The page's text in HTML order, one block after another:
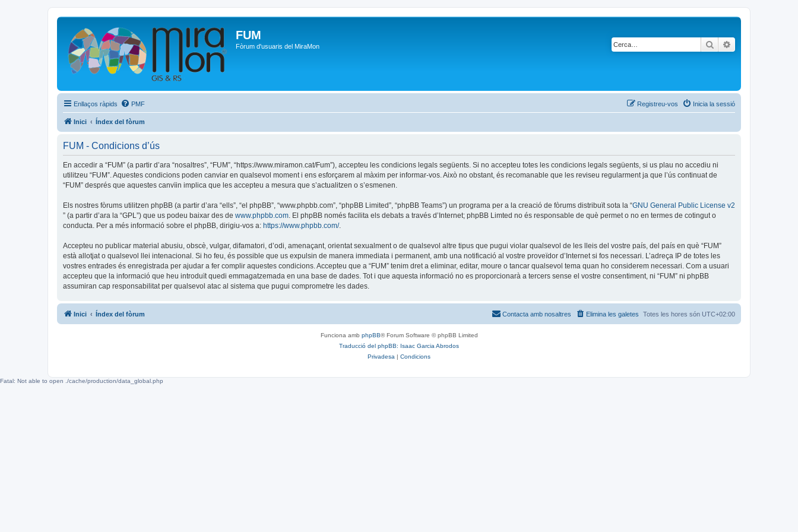
FUM
Fòrum d'usuaris del MiraMon Cerca
Enllaços ràpids PMF Inicia la sessió
Registreu-vos
Inici Índex del fòrum
FUM - Condicions d’ús
En accedir a “FUM” (a partir d’ara “nosaltres”, “FUM”, “https://www.miramon.cat/Fum”), accepteu les condicions legals següents. Si no accepteu totes les condicions legals següents, si us plau no accediu ni
utilitzeu “FUM”. Aquestes condicions poden canviar en qualsevol moment i ens esforçarem al màxim per informar-vos. Això no obstant, és recomanable que les reviseu regularment ja que l’ús continuat de
“FUM” després que aquestes canvïin implica que les accepteu a mesura que s’actualitzen o s’esmenen.
Els nostres fòrums utilitzen phpBB (a partir d’ara “ells”, “el phpBB”, “www.phpbb.com”, “phpBB Limited”, “phpBB Teams”) un programa per a la creació de fòrums distribuït sota la “GNU General Public License v2
” (a partir d’ara la “GPL”) que us podeu baixar des de www.phpbb.com. El phpBB només facilita els debats a través d’Internet; phpBB Limted no és responsable de què permet o no en termes de cotingut o
conducta. Per a més informació sobre el phpBB, dirigiu-vos a: https://www.phpbb.com/.
Accepteu no publicar material abusiu, obscè, vulgar, difamatori, d’odi, amenaçant, orientat sexualment o de qualsevol altre tipus que pugui violar qualsevol de les lleis del vostre país, del país en què “FUM”
està allotjat o qualsevol llei intenacional. Si ho feu, és possible que us expulsin de manera immediata i permanent, amb una notificació al vostre proveïdor d’Internet si fos necessari. L’adreça IP de totes les
vostres entrades és enregistrada per ajudar a fer complir aquestes condicions. Accepteu que a “FUM” tenim dret a eliminar, editar, moure o tancar qualsevol tema quan ho considerem necessari. Com a usuari
accepteu que la informació que heu introduït quedi emmagatzemada en una base de dades. Tot i que aquesta informació no es proporcionarà a tercers sense el vostre consentiment, ni “FUM” ni phpBB
assumiran cap responsabilitat per qualsevol atac al sistema que pugui comprometre les dades.
Inici Índex del fòrum Totes les hores són UTC+02:00
Elimina les galetes
Contacta amb nosaltres
Funciona amb phpBB® Forum Software © phpBB Limited
Traducció del phpBB: Isaac Garcia Abrodos
Privadesa | Condicions
Fatal: Not able to open ./cache/production/data_global.php